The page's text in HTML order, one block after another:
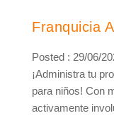
Franquicia
Posted : 29/06/
¡Administra tu
para niños! Con
activamente